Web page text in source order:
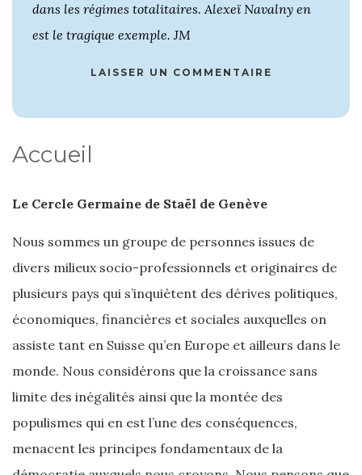
dans les régimes totalitaires. Alexeï Navalny en
est le tragique exemple. JM
LAISSER UN COMMENTAIRE
Accueil
Le Cercle Germaine de Staël de Genève
Nous sommes un groupe de personnes issues de
divers milieux socio-professionnels et originaires de
plusieurs pays qui s’inquiètent des dérives politiques,
économiques, financières et sociales auxquelles on
assiste tant en Suisse qu’en Europe et ailleurs dans le
monde. Nous considérons que la croissance sans
limite des inégalités ainsi que la montée des
populismes qui en est l’une des conséquences,
menacent les principes fondamentaux de la